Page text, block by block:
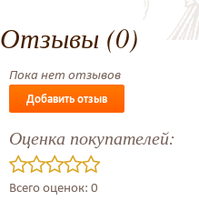
Отзывы (0)
Пока нет отзывов
Добавить отзыв
Оценка покупателей:
Всего оценок: 0